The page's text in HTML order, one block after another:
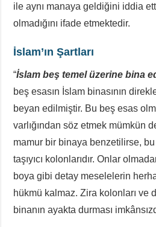
ile aynı manaya geldiğini iddia
olmadığını ifade etmektedir.
İslam’ın Şartları
“İslam beş temel üzerine bina
beş esasın İslam binasının
beyan edilmiştir. Bu beş esas
varlığından söz etmek mümkün
mamur bir binaya benzetilirse,
taşıyıcı kolonlarıdır. Onlar
boya gibi detay meselelerin
hükmü kalmaz. Zira kolonları ve
binanın ayakta durması